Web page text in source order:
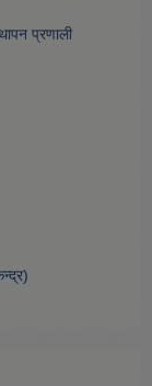
प्रणाली